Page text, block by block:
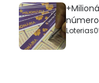
Loterias